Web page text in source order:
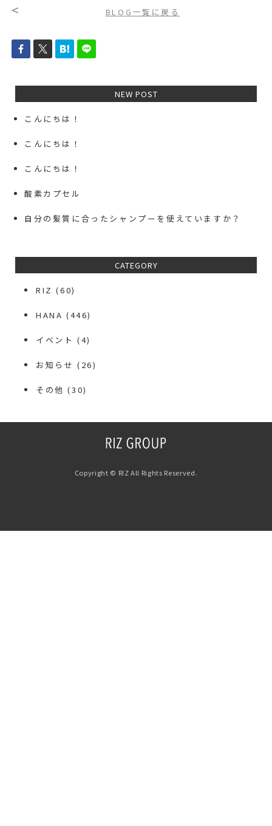
< BLOG一覧に戻る
NEW POST
こんにちは！
こんにちは！
こんにちは！
酸素カプセル
自分の髪質に合ったシャンプーを使えていますか？
CATEGORY
RIZ (60)
HANA (446)
イベント (4)
お知らせ (26)
その他 (30)
Copyright © RIZ All Rights Reserved.